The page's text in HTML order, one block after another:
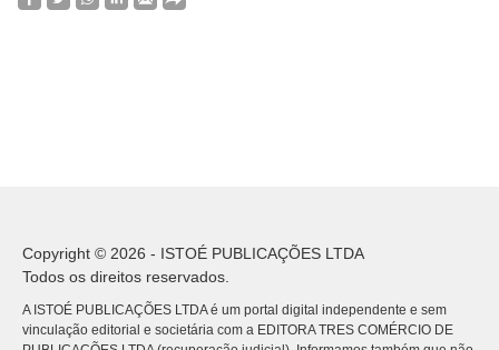
Copyright © 2026 - ISTOÉ PUBLICAÇÕES LTDA
Todos os direitos reservados.
A ISTOÉ PUBLICAÇÕES LTDA é um portal digital independente e sem
vinculação editorial e societária com a EDITORA TRES COMÉRCIO DE